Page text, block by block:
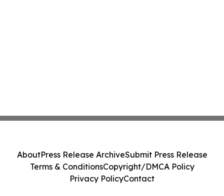
AboutPress Release ArchiveSubmit Press Release
Terms & ConditionsCopyright/DMCA Policy
Privacy PolicyContact